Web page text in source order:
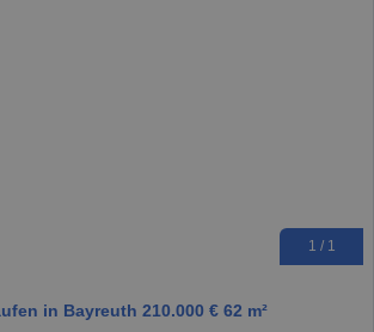
1 / 1
in Bayreuth 210.000 € 62 m²